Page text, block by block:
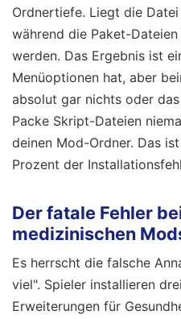
Ordnertiefe. Liegt die
während die Paket-
werden. Das Ergebnis ist
Menüoptionen hat, aber
absolut gar nichts oder
Packe Skript-Dateien
deinen Mod-Ordner. Das
Prozent der
Der fatale Fehler
medizinischen
Es herrscht die falsche
viel". Spieler installieren
Erweiterungen für